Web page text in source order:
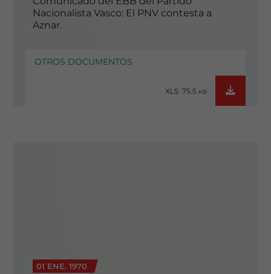
Nacionalista Vasco: El PNV contesta a
Aznar.
OTROS DOCUMENTOS
XLS 75.5 KB
01 ENE. 1970